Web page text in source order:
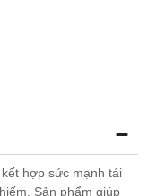
hợp sức mạnh tái
Sản phẩm giúp